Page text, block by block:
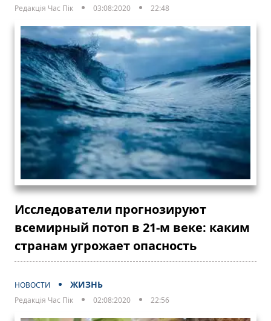
Редакція Час Пік 03:08:2020 22:48
Исследователи прогнозируют
всемирный потоп в 21-м веке: каким
странам угрожает опасность
НОВОСТИ ЖИЗНЬ
Редакція Час Пік 02:08:2020 22:56